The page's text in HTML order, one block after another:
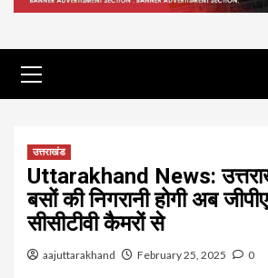
Menu
उत्तराखंड
Uttarakhand News:
बसों की निगरानी होगी अब
सीसीटीवी कैमरों से
aajuttarakhand February 25, 2025 0